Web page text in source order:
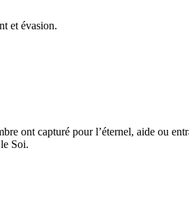
et évasion.
ont capturé pour l’éternel, aide ou
Soi.